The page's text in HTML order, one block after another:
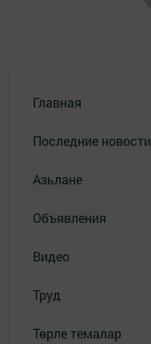
Главная
Последние новости
Азьлане
Объявления
Видео
Труд
Төрле темалар